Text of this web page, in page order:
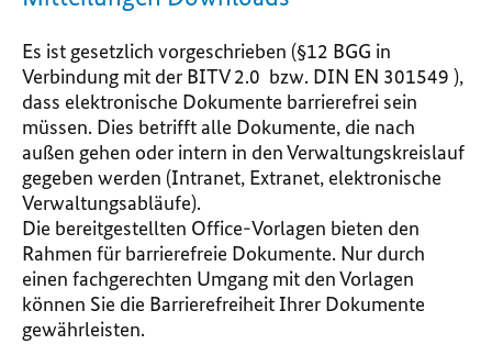
Es ist gesetzlich vorgeschrieben (§12 BGG in
Verbindung mit der BITV 2.0 bzw. DIN EN 301549 ),
dass elektronische Dokumente barrierefrei sein
müssen. Dies betrifft alle Dokumente, die nach
außen gehen oder intern in den Verwaltungskreislauf
gegeben werden (Intranet, Extranet, elektronische
Verwaltungsabläufe).
Die bereitgestellten Office-Vorlagen bieten den
Rahmen für barrierefreie Dokumente. Nur durch
einen fachgerechten Umgang mit den Vorlagen
können Sie die Barrierefreiheit Ihrer Dokumente
gewährleisten.